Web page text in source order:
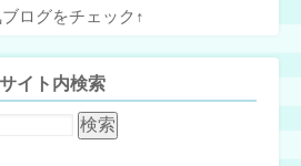
ログをチェック↑
サイト内検索